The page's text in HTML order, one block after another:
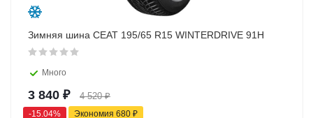
Зимняя шина CEAT 195/65 R15 WINTERDRIVE 91H
Много
3 840 ₽ 4 520₽
-15.04% Экономия 680 ₽